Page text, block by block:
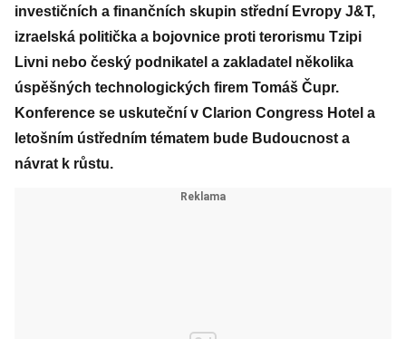
investičních a finančních skupin střední Evropy J&T,
izraelská politička a bojovnice proti terorismu Tzipi
Livni nebo český podnikatel a zakladatel několika
úspěšných technologických firem Tomáš Čupr.
Konference se uskuteční v Clarion Congress Hotel a
letošním ústředním tématem bude Budoucnost a
návrat k růstu.